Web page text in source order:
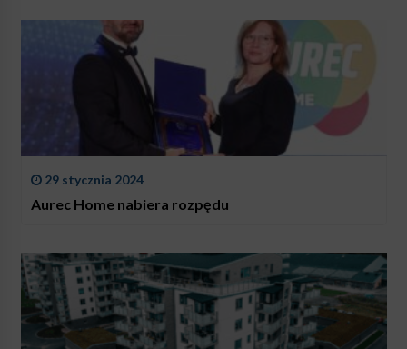
29 stycznia 2024
Aurec Home nabiera rozpędu